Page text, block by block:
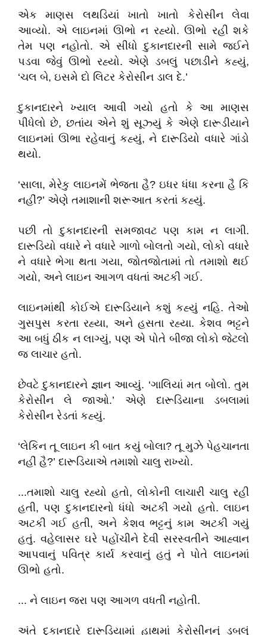
એક માણસ લથડિયાં ખાતો ખાતો કેરોસીન લેવા
આવ્યો. એ લાઇનમાં ઊભો ન રહ્યો. ઊભો રહી શકે
તેમ પણ નહોતો. એ સીધો દુકાનદારની સામે જઈને
પડવા જેવું ઊભો રહ્યો. એણે ડબલું પછાડીને કહ્યું,
‘ચલ બે, ઇસમે દો લિટર કેરોસીન ડાલ દે.’
દુકાનદારને ખ્યાલ આવી ગયો હતો કે આ માણસ
પીધેલો છે, છતાંય એને શું સૂઝ્યું કે એણે દારૂડીયાને
લાઇનમાં ઊભા રહેવાનું કહ્યું, ને દારૂડિયો વધારે ગાંડો
થયો.
‘સાલા, મેરેકુ લાઇનમેં ભેજતા હૈ? ઇધર ધંધા કરના હૈ કિ
નહીં?’ એણે તમાશાની શરૂઆત કરતાં કહ્યું.
પછી તો દુકાનદારની સમજાવટ પણ કામ ન લાગી.
દારૂડિયો વધારે ને વધારે ગાળો બોલતો ગયો, લોકો વધારે
ને વધારે ભેગા થતા ગયા, જોતજોતામાં તો તમાશો થઈ
ગયો, અને લાઇન આગળ વધતાં અટકી ગઈ.
લાઇનમાંથી કોઈએ દારૂડિયાને કશું કહ્યું નહિ. તેઓ
ગુસપુસ કરતા રહ્યા, અને હસતા રહ્યા. કેશવ ભટ્ટને
આ બધું ઠીક ન લાગ્યું, પણ એ પોતે બીજા લોકો જેટલો
જ લાચાર હતો.
છેવટે દુકાનદારને જ્ઞાન આવ્યું. ‘ગાલિયાં મત બોલો. તુમ
કેરોસીન લે જાઓ.’ એણે દારૂડિયાના ડબલામાં
કેરોસીન રેડતાં કહ્યું.
‘લેકિન તૂ લાઇન કી બાત કયું બોલા? તૂ મુઝે પેહચાનતા
નહીં હૈ?’ દારૂડિયાએ તમાશો ચાલુ રાખ્યો.
...તમાશો ચાલુ રહ્યો હતો, લોકોની લાચારી ચાલુ રહી
હતી, પણ દુકાનદારનો ધંધો અટકી ગયો હતો. લાઇન
અટકી ગઈ હતી, અને કેશવ ભટ્ટનું કામ અટકી ગયું
હતું. વહેલાસર ઘરે પહોંચીને દેવી સરસ્વતીને આહ્વાન
આપવાનું પવિત્ર કાર્ય કરવાનું હતું ને પોતે લાઇનમાં
ઊભો હતો.
... ને લાઇન જરા પણ આગળ વધતી નહોતી.
અંતે દુકાનદારે દારૂડિયામાં હાથમાં કેરોસીનનું ડબલું